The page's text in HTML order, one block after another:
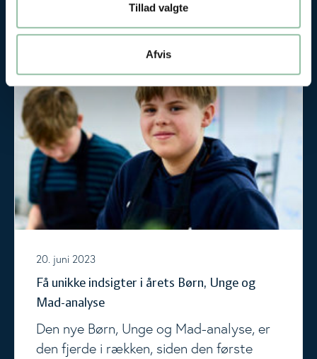
Tillad valgte
Afvis
spørgsmålene her.
20. juni 2023
Få unikke indsigter i årets Børn, Unge og
Mad-analyse
Den nye Børn, Unge og Mad-analyse, er
den fjerde i rækken, siden den første